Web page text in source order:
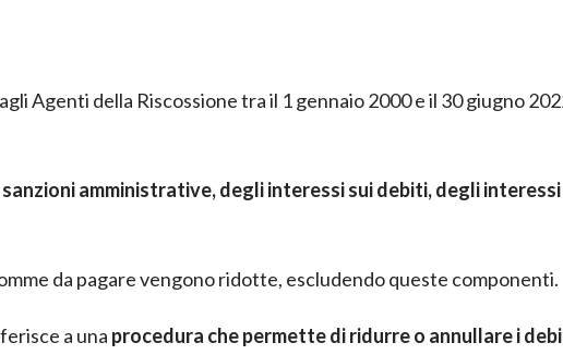
Agenti della Riscossione tra il 1 gennaio 2000 e il 30 giugno
amministrative, degli interessi sui debiti, degli
da pagare vengono ridotte, escludendo queste componenti.
a una procedura che permette di ridurre o annullare i